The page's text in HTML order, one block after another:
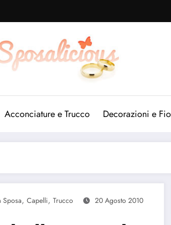
Acconciature e Trucco Decorazioni e
Sposa, Capelli, Trucco 20 Agosto 2010